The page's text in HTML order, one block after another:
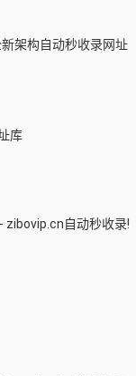
架构自动秒收录网址
库
zibovip.cn自动秒收录!